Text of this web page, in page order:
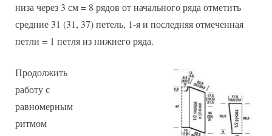
низа через 3 см = 8 рядов от начального ряда отметить
средние 31 (31, 37) петель, 1-я и последняя отмеченная
петли = 1 петля из нижнего ряда.
Продолжить
работу с
равномерным
ритмом